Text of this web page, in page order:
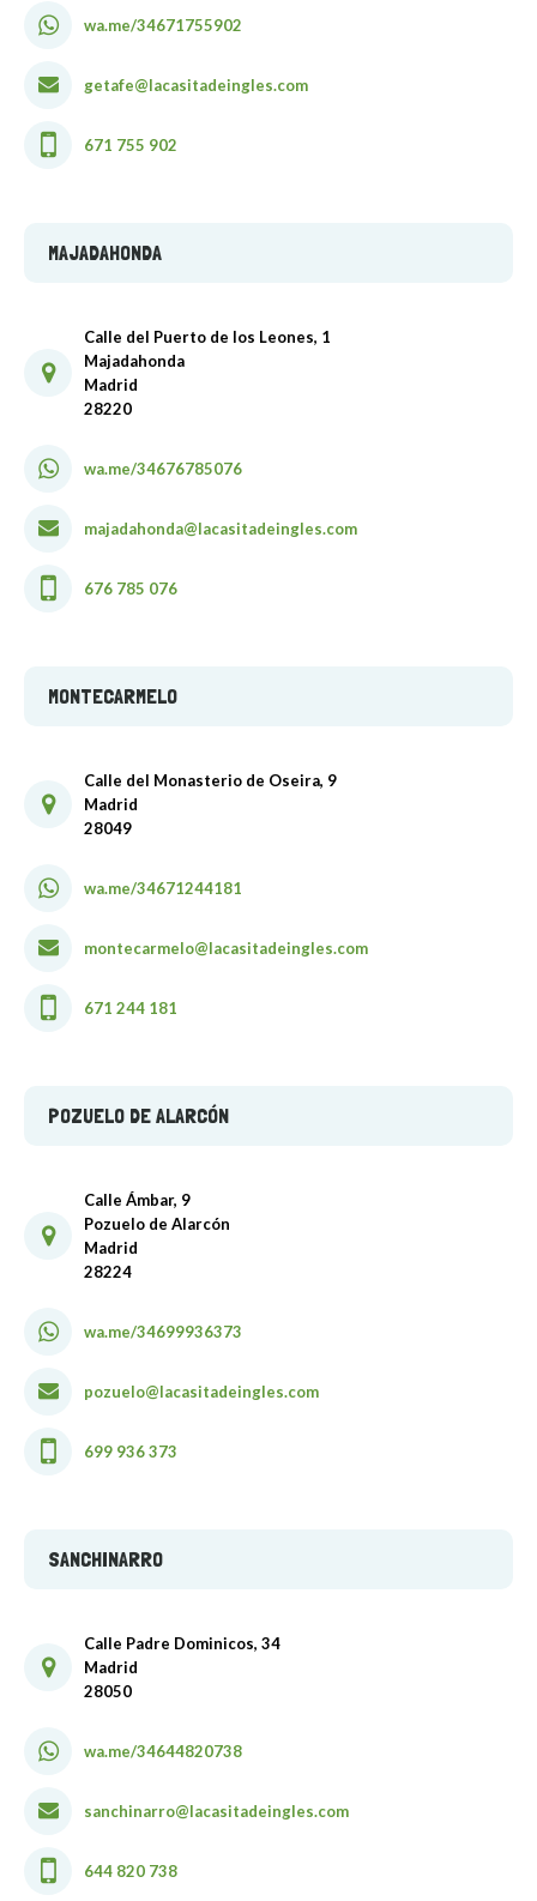
wa.me/34671755902
getafe@lacasitadeingles.com
671 755 902
MAJADAHONDA
Calle del Puerto de los Leones, 1
Majadahonda
Madrid
28220
wa.me/34676785076
majadahonda@lacasitadeingles.com
676 785 076
MONTECARMELO
Calle del Monasterio de Oseira, 9
Madrid
28049
wa.me/34671244181
montecarmelo@lacasitadeingles.com
671 244 181
POZUELO DE ALARCÓN
Calle Ámbar, 9
Pozuelo de Alarcón
Madrid
28224
wa.me/34699936373
pozuelo@lacasitadeingles.com
699 936 373
SANCHINARRO
Calle Padre Dominicos, 34
Madrid
28050
wa.me/34644820738
sanchinarro@lacasitadeingles.com
644 820 738